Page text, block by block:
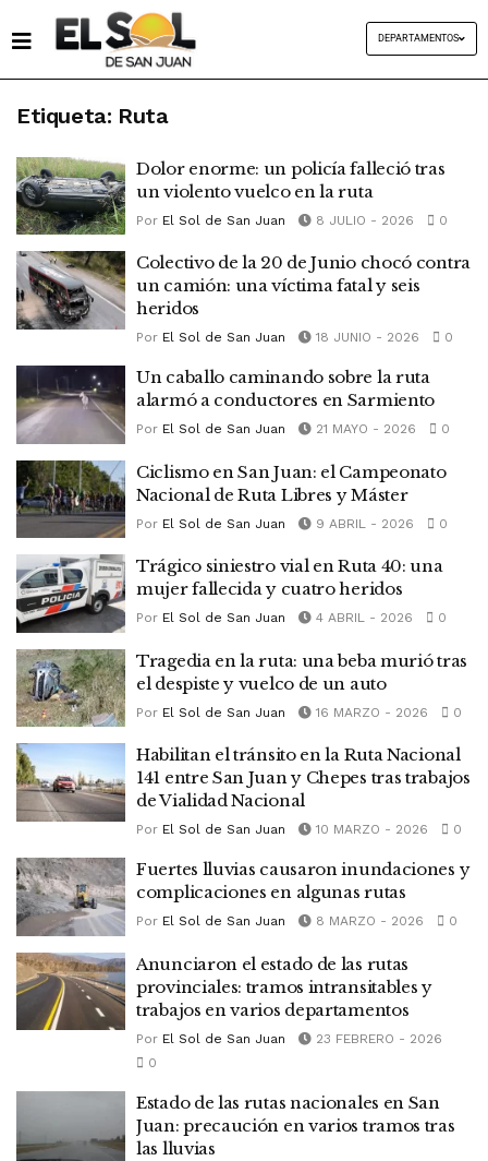
DEPARTAMENTOS
Etiqueta: Ruta
Dolor enorme: un policía falleció tras
un violento vuelco en la ruta
Por El Sol de San Juan 8 JULIO - 2026 0
Colectivo de la 20 de Junio chocó contra
un camión: una víctima fatal y seis
heridos
Por El Sol de San Juan 18 JUNIO - 2026 0
Un caballo caminando sobre la ruta
alarmó a conductores en Sarmiento
Por El Sol de San Juan 21 MAYO - 2026 0
Ciclismo en San Juan: el Campeonato
Nacional de Ruta Libres y Máster
Por El Sol de San Juan 9 ABRIL - 2026 0
Trágico siniestro vial en Ruta 40: una
mujer fallecida y cuatro heridos
Por El Sol de San Juan 4 ABRIL - 2026 0
Tragedia en la ruta: una beba murió tras
el despiste y vuelco de un auto
Por El Sol de San Juan 16 MARZO - 2026 0
Habilitan el tránsito en la Ruta Nacional
141 entre San Juan y Chepes tras trabajos
de Vialidad Nacional
Por El Sol de San Juan 10 MARZO - 2026 0
Fuertes lluvias causaron inundaciones y
complicaciones en algunas rutas
Por El Sol de San Juan 8 MARZO - 2026 0
Anunciaron el estado de las rutas
provinciales: tramos intransitables y
trabajos en varios departamentos
Por El Sol de San Juan
23 FEBRERO - 2026
0
Estado de las rutas nacionales en San
Juan: precaución en varios tramos tras
las lluvias